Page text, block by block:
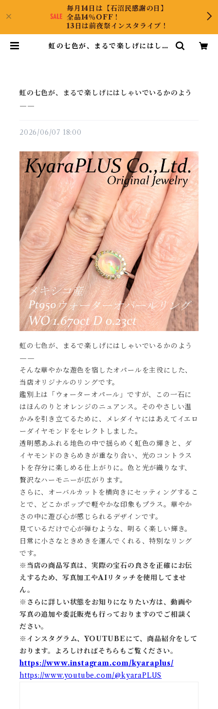
毎月14日は【石沼民感謝の日】
全品14％OFF！
13日は前夜祭インスタライブ！
虹の七色が、まるで楽しげにはしゃ
虹の七色が、まるで楽しげにはしゃいでいるかのよう
——
2026/06/07 18:00
虹の七色が、まるで楽しげにはしゃいでいるかのよう
——
そんな華やかな遊色を宿したオパールを主役にした、
当店オリジナルのリングです。
鑑別上は「ウォーターオパール」ですが、この一石に
はほんのりとオレンジのニュアンス。そのやさしい温
かみを引き立てるために、メレダイヤにはあえてイエロ
ーダイヤモンドをセレクトしました。
透明感あふれる地色の中で揺らめく虹色の輝きと、ダ
イヤモンドのきらめきが重なり合い、光のコントラス
トを存分に楽しめる仕上がりに。色と光が織りなす、
贅沢なハーモニーが広がります。
さらに、オーバルカットを横向きにセッティングするこ
とで、どこかポップで軽やかな印象もプラス。華やか
さの中に遊び心が感じられるデザインです。
見ているだけで心が弾むような、明るく楽しい輝き。
日常に小さなときめきを運んでくれる、特別なリング
です。
※当店の商品写真は、実際の宝石の良さを正確にお伝
えするため、写真加工やAIリタッチを使用してませ
ん。
※ さらに詳しい状態をお知りになりたい方は、動画や
写真の追加や委託販売も行っておりますのでご相談く
ださい。
※ インスタグラム、YOUTUBEにて、商品紹介をして
おります。よろしければそちらもご覧ください。
https://www.instagram.com/kyaraplus/
https://www.youtube.com/@kyaraPLUS